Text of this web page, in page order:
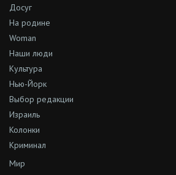
Досуг
На родине
Woman
Наши люди
Культура
Нью-Йорк
Выбор редакции
Израиль
Колонки
Криминал
Мир